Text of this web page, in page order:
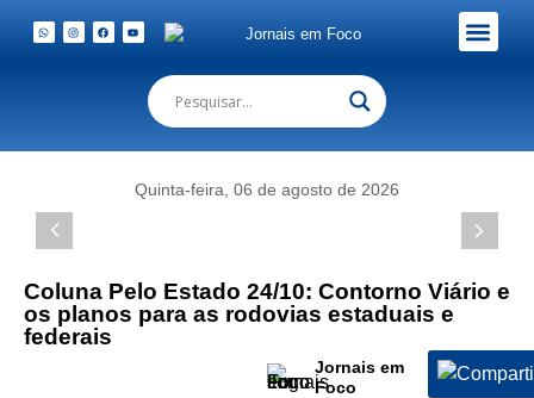
Quinta-feira, 06 de agosto de 2026
Coluna Pelo Estado 24/10: Contorno Viário e
os planos para as rodovias estaduais e
federais
Jornais em
Foco